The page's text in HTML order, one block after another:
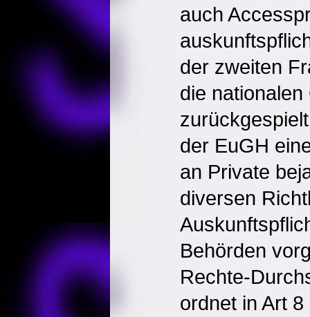
auch
der zweiten
die
der EuGH
an Private
diversen
Behörden
Rechte-
ordnet in Art